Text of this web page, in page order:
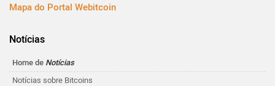
Mapa do Portal Webitcoin
Notícias
Home de Notícias
Notícias sobre Bitcoins